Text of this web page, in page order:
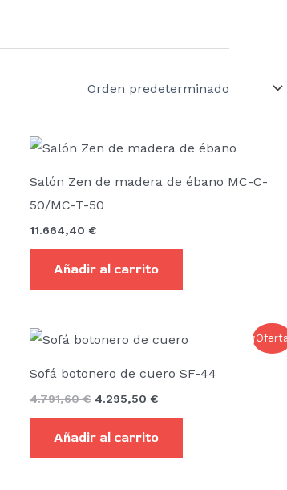
Salón Zen de madera de ébano MC-C-
50/MC-T-50
11.664,40 €
Añadir al carrito
Sofá botonero de cuero SF-44
4.791,60€
El
era:
4.791,60 €.
4.295,50 €
El
es:
Añadir al carrito